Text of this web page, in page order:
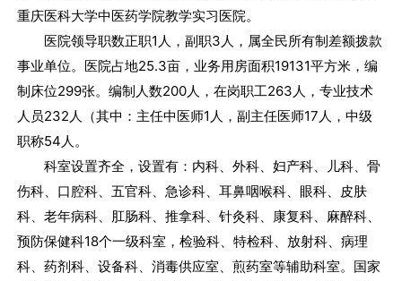
重庆医科大学中医药学院教学实习医院。
医院领导职数正职1人，副职3人，属全民所有制差额拨款
事业单位。医院占地25.3亩，业务用房面积19131平方米，编
制床位299张。编制人数200人，在岗职工263人，专业技术
人员232人（其中：主任中医师1人，副主任医师17人，中级
职称54人。
科室设置齐全，设置有：内科、外科、妇产科、儿科、骨
伤科、口腔科、五官科、急诊科、耳鼻咽喉科、眼科、皮肤
科、老年病科、肛肠科、推拿科、针灸科、康复科、麻醉科、
预防保健科18个一级科室，检验科、特检科、放射科、病理
科、药剂科、设备科、消毒供应室、煎药室等辅助科室。国家